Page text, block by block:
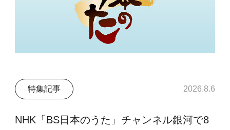
特集記事 2026.8.6
NHK「BS日本のうた」チャンネル銀河で8